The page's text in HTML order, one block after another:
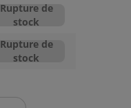
Rupture de
stock
Rupture de
stock